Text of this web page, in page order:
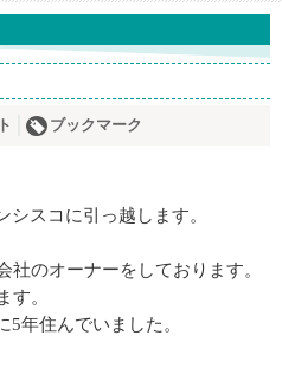
ブックマーク
スコに引っ越します。
のオーナーをしております。
す。
年住んでいました。